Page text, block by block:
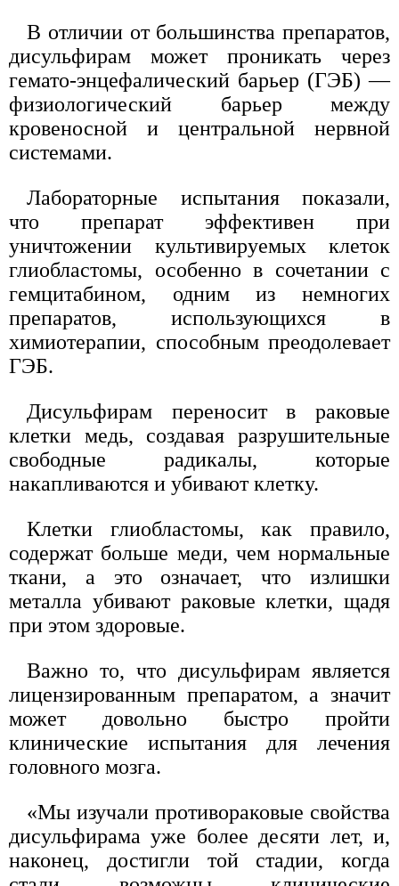
В отличии от большинства препаратов,
дисульфирам может проникать через
гемато-энцефалический барьер (ГЭБ) —
физиологический барьер между
кровеносной и центральной нервной
системами.
Лабораторные испытания показали,
что препарат эффективен при
уничтожении культивируемых клеток
глиобластомы, особенно в сочетании с
гемцитабином, одним из немногих
препаратов, использующихся в
химиотерапии, способным преодолевает
ГЭБ.
Дисульфирам переносит в раковые
клетки медь, создавая разрушительные
свободные радикалы, которые
накапливаются и убивают клетку.
Клетки глиобластомы, как правило,
содержат больше меди, чем нормальные
ткани, а это означает, что излишки
металла убивают раковые клетки, щадя
при этом здоровые.
Важно то, что дисульфирам является
лицензированным препаратом, а значит
может довольно быстро пройти
клинические испытания для лечения
головного мозга.
«Мы изучали противораковые свойства
дисульфирама уже более десяти лет, и,
наконец, достигли той стадии, когда